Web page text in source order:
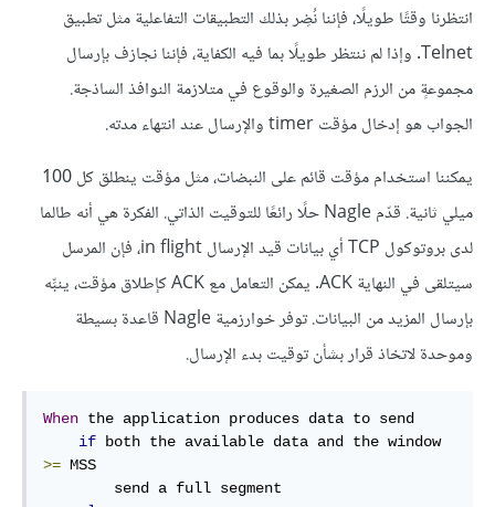
انتظرنا وقتًا طويلًا، فإننا نُضِر بذلك التطبيقات التفاعلية مثل تطبيق
Telnet. وإذا لم ننتظر طويلًا بما فيه الكفاية، فإننا نجازف بإرسال
مجموعةٍ من الرزم الصغيرة والوقوع في متلازمة النوافذ الساذجة.
الجواب هو إدخال مؤقت timer والإرسال عند انتهاء مدته.
يمكننا استخدام مؤقت قائم على النبضات، مثل مؤقت ينطلق كل 100
ميلي ثانية. قدّم Nagle حلًا رائعًا للتوقيت الذاتي. الفكرة هي أنه طالما
لدى بروتوكول TCP أي بيانات قيد الإرسال in flight، فإن المرسل
سيتلقى في النهاية ACK. يمكن التعامل مع ACK كإطلاق مؤقت، ينبِّه
بإرسال المزيد من البيانات. توفر خوارزمية Nagle قاعدة بسيطة
وموحدة لاتخاذ قرار بشأن توقيت بدء الإرسال.
When the application produces data to send
if
both the available data and the window
>= MSS